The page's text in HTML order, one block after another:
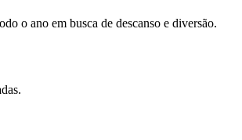
o ano em busca de descanso e diversão.